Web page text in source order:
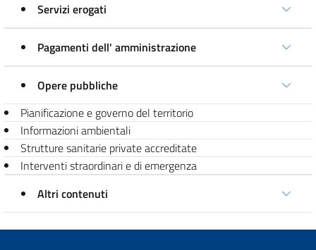
Servizi erogati
Pagamenti dell' amministrazione
Opere pubbliche
Pianificazione e governo del territorio
Informazioni ambientali
Strutture sanitarie private accreditate
Interventi straordinari e di emergenza
Altri contenuti